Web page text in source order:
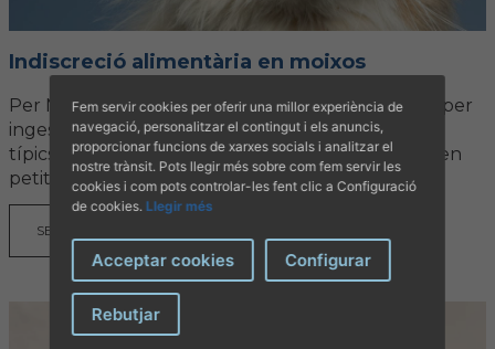
Indiscreció alimentària en moixos
Per Nadal augmenten les urgències veterinàries per
ingestions accidentals en moixos. Alguns aliments
típics com a raïm o la xocolata són tòxics fins i tot en
petites quantitats. També és freqüent que...
SEGUIR LLEGINT
Fem servir cookies per oferir una millor experiència de
navegació, personalitzar el contingut i els anuncis,
proporcionar funcions de xarxes socials i analitzar el
nostre trànsit. Pots llegir més sobre com fem servir les
cookies i com pots controlar-les fent clic a Configuració
de cookies. Llegir més
Acceptar cookies Configurar
Rebutjar